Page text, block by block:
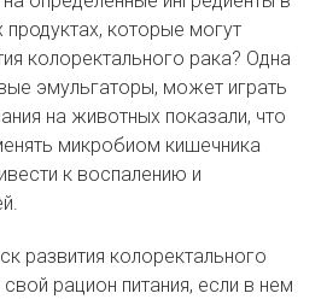
которые могут
колоректального рака? Одна
эмульгаторы, может играть
на животных показали, что
микробиом кишечника
к воспалению и
развития колоректального
рацион питания, если в нем